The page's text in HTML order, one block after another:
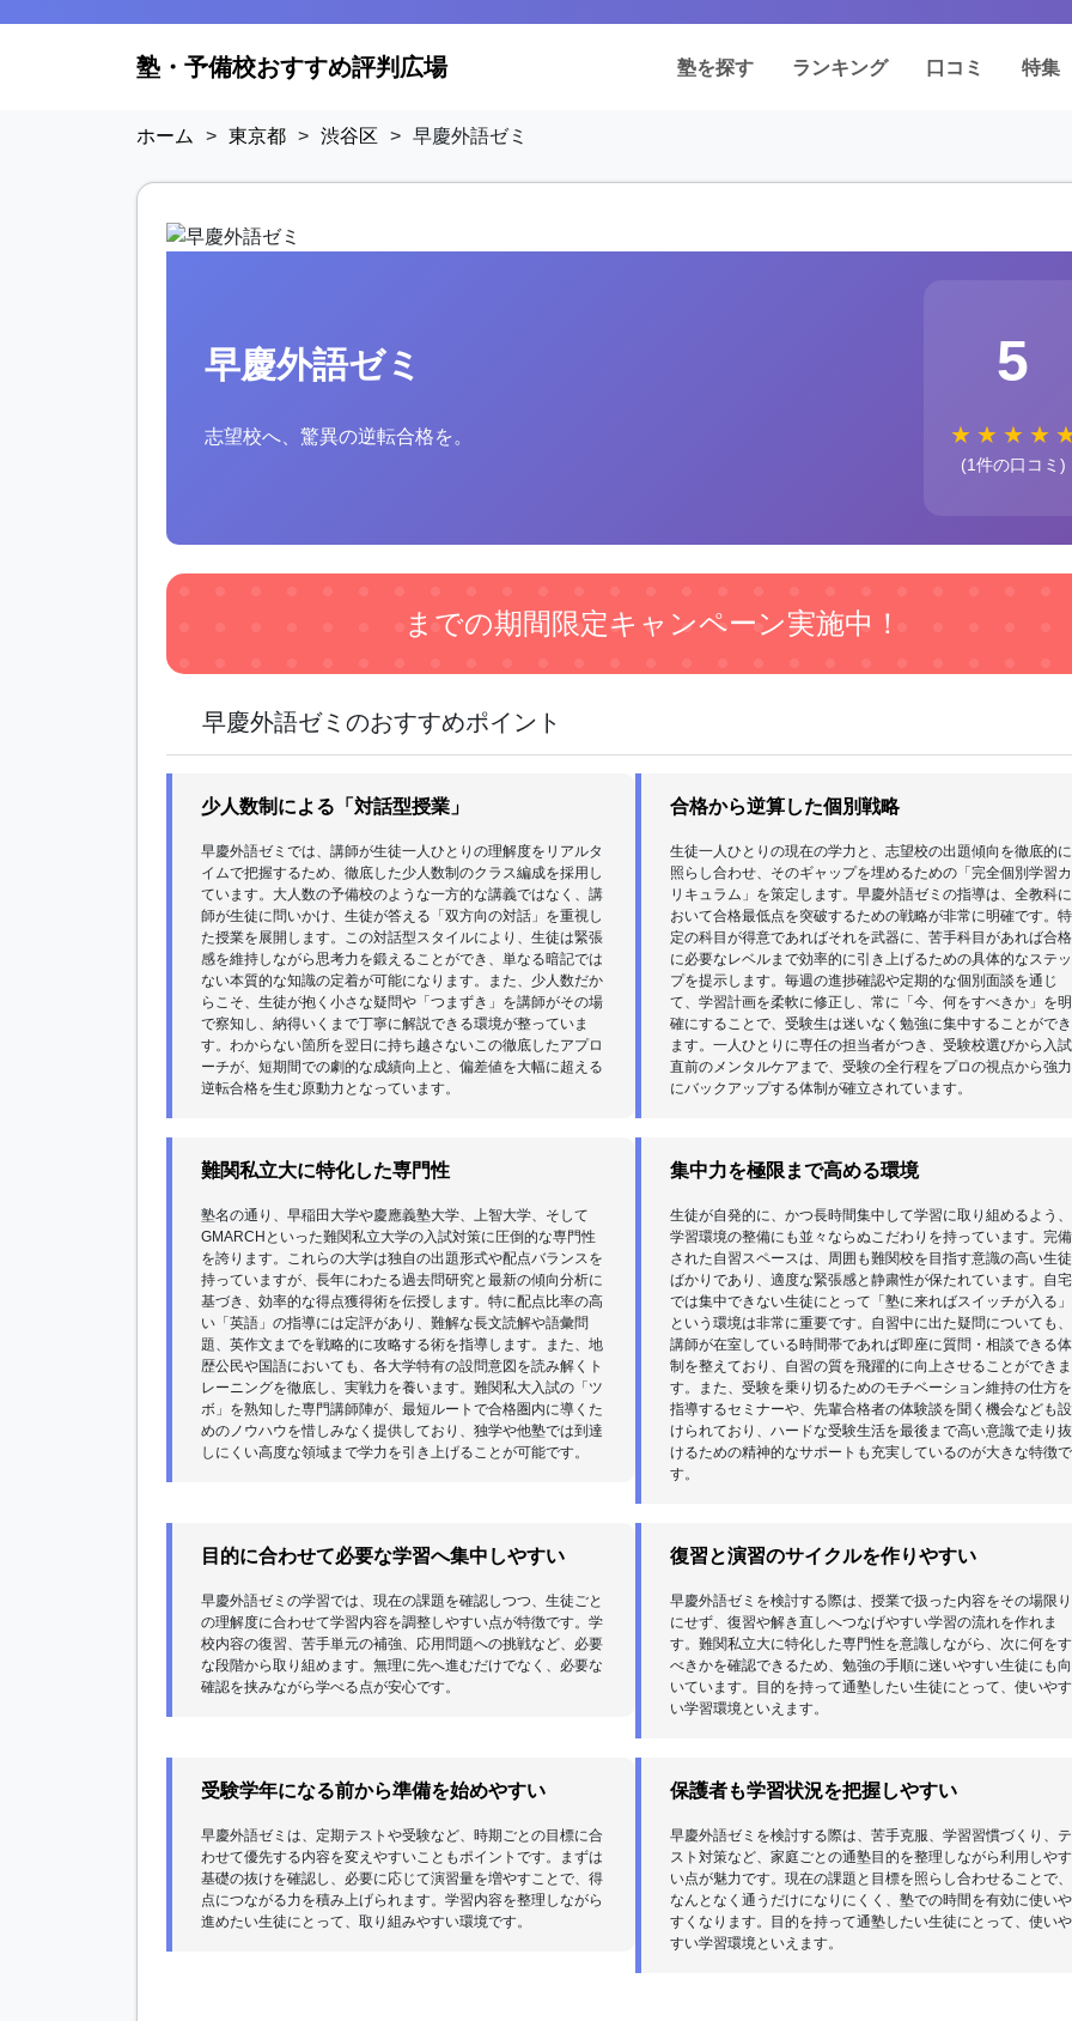
塾・予備校おすすめ評判広場 塾を探す ランキング 口コミ 特集
ホーム > 東京都 > 渋谷区 > 早慶外語ゼミ
早慶外語ゼミ
志望校へ、驚異の逆転合格を。
5
★ ★ ★ ★
(1件の口コミ)
までの期間限定キャンペーン実施中！
早慶外語ゼミのおすすめポイント
少人数制による「対話型授業」
早慶外語ゼミでは、講師が生徒一人ひとりの理解度をリアルタ
イムで把握するため、徹底した少人数制のクラス編成を採用し
ています。大人数の予備校のような一方的な講義ではなく、講
師が生徒に問いかけ、生徒が答える「双方向の対話」を重視し
た授業を展開します。この対話型スタイルにより、生徒は緊張
感を維持しながら思考力を鍛えることができ、単なる暗記では
ない本質的な知識の定着が可能になります。また、少人数だか
らこそ、生徒が抱く小さな疑問や「つまずき」を講師がその場
で察知し、納得いくまで丁寧に解説できる環境が整っていま
す。わからない箇所を翌日に持ち越さないこの徹底したアプロ
ーチが、短期間での劇的な成績向上と、偏差値を大幅に超える
逆転合格を生む原動力となっています。
合格から逆算した個別戦略
生徒一人ひとりの現在の学力と、志望校の出題傾向を徹底的に
照らし合わせ、そのギャップを埋めるための「完全個別学習カ
リキュラム」を策定します。早慶外語ゼミの指導は、全教科に
おいて合格最低点を突破するための戦略が非常に明確です。特
定の科目が得意であればそれを武器に、苦手科目があれば合格
に必要なレベルまで効率的に引き上げるための具体的なステッ
プを提示します。毎週の進捗確認や定期的な個別面談を通じ
て、学習計画を柔軟に修正し、常に「今、何をすべきか」を明
確にすることで、受験生は迷いなく勉強に集中することができ
ます。一人ひとりに専任の担当者がつき、受験校選びから入試
直前のメンタルケアまで、受験の全行程をプロの視点から強力
にバックアップする体制が確立されています。
難関私立大に特化した専門性
塾名の通り、早稲田大学や慶應義塾大学、上智大学、そして
GMARCHといった難関私立大学の入試対策に圧倒的な専門性
を誇ります。これらの大学は独自の出題形式や配点バランスを
持っていますが、長年にわたる過去問研究と最新の傾向分析に
基づき、効率的な得点獲得術を伝授します。特に配点比率の高
い「英語」の指導には定評があり、難解な長文読解や語彙問
題、英作文までを戦略的に攻略する術を指導します。また、地
歴公民や国語においても、各大学特有の設問意図を読み解くト
レーニングを徹底し、実戦力を養います。難関私大入試の「ツ
ボ」を熟知した専門講師陣が、最短ルートで合格圏内に導くた
めのノウハウを惜しみなく提供しており、独学や他塾では到達
しにくい高度な領域まで学力を引き上げることが可能です。
集中力を極限まで高める環境
生徒が自発的に、かつ長時間集中して学習に取り組めるよう、
学習環境の整備にも並々ならぬこだわりを持っています。完備
された自習スペースは、周囲も難関校を目指す意識の高い生徒
ばかりであり、適度な緊張感と静粛性が保たれています。自宅
では集中できない生徒にとって「塾に来ればスイッチが入る」
という環境は非常に重要です。自習中に出た疑問についても、
講師が在室している時間帯であれば即座に質問・相談できる体
制を整えており、自習の質を飛躍的に向上させることができま
す。また、受験を乗り切るためのモチベーション維持の仕方を
指導するセミナーや、先輩合格者の体験談を聞く機会なども設
けられており、ハードな受験生活を最後まで高い意識で走り抜
けるための精神的なサポートも充実しているのが大きな特徴で
す。
目的に合わせて必要な学習へ集中しやすい
早慶外語ゼミの学習では、現在の課題を確認しつつ、生徒ごと
の理解度に合わせて学習内容を調整しやすい点が特徴です。学
校内容の復習、苦手単元の補強、応用問題への挑戦など、必要
な段階から取り組めます。無理に先へ進むだけでなく、必要な
確認を挟みながら学べる点が安心です。
復習と演習のサイクルを作りやすい
早慶外語ゼミを検討する際は、授業で扱った内容をその場限り
にせず、復習や解き直しへつなげやすい学習の流れを作れま
す。難関私立大に特化した専門性を意識しながら、次に何をす
べきかを確認できるため、勉強の手順に迷いやすい生徒にも向
いています。目的を持って通塾したい生徒にとって、使いやす
い学習環境といえます。
受験学年になる前から準備を始めやすい
早慶外語ゼミは、定期テストや受験など、時期ごとの目標に合
わせて優先する内容を変えやすいこともポイントです。まずは
基礎の抜けを確認し、必要に応じて演習量を増やすことで、得
点につながる力を積み上げられます。学習内容を整理しながら
進めたい生徒にとって、取り組みやすい環境です。
保護者も学習状況を把握しやすい
早慶外語ゼミを検討する際は、苦手克服、学習習慣づくり、テ
スト対策など、家庭ごとの通塾目的を整理しながら利用しやす
い点が魅力です。現在の課題と目標を照らし合わせることで、
なんとなく通うだけになりにくく、塾での時間を有効に使いや
すくなります。目的を持って通塾したい生徒にとって、使いや
すい学習環境といえます。